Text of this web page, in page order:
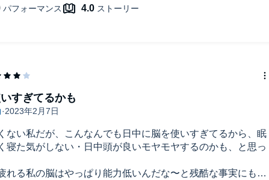
どをやめなきゃと思いつつ追い続けてしまうのはインプット
思が働きにくい状態になっているから。「アラームが鳴った
う」と予定を立てて抜け出す
ンB群を摂る(私の場合)
あたりが参考になりました。
ラームといった手法は知っていたのですが、「こうだから」
きで受け入れやすかったです。
ない私だが、こんなんでも日中に脳を使いすぎてるから、眠
寝た気がしない・日中頭が良いモヤモヤするのかも、と思っ
れる私の脳はやっぱり能力低いんだな〜と残酷な事実にも、
すぎてるかも